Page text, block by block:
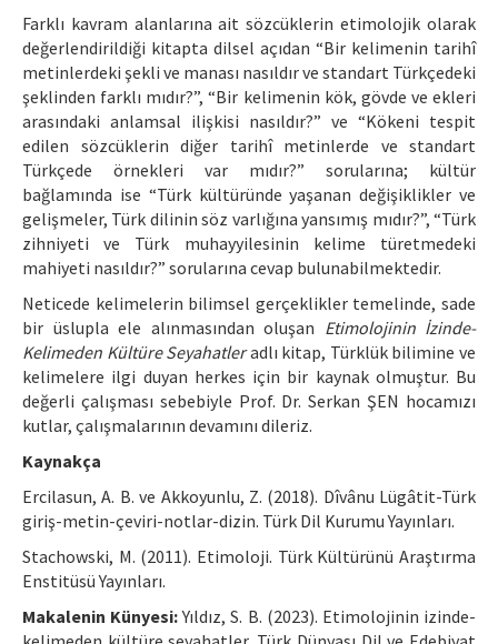
Farklı kavram alanlarına ait sözcüklerin etimolojik olarak
değerlendirildiği kitapta dilsel açıdan “Bir kelimenin tarihî
metinlerdeki şekli ve manası nasıldır ve standart Türkçedeki
şeklinden farklı mıdır?”, “Bir kelimenin kök, gövde ve ekleri
arasındaki anlamsal ilişkisi nasıldır?” ve “Kökeni tespit
edilen sözcüklerin diğer tarihî metinlerde ve standart
Türkçede örnekleri var mıdır?” sorularına; kültür
bağlamında ise “Türk kültüründe yaşanan değişiklikler ve
gelişmeler, Türk dilinin söz varlığına yansımış mıdır?”, “Türk
zihniyeti ve Türk muhayyilesinin kelime türetmedeki
mahiyeti nasıldır?” sorularına cevap bulunabilmektedir.
Neticede kelimelerin bilimsel gerçeklikler temelinde, sade
bir üslupla ele alınmasından oluşan Etimolojinin İzinde-
Kelimeden Kültüre Seyahatleradlı kitap, Türklük bilimine ve
kelimelere ilgi duyan herkes için bir kaynak olmuştur. Bu
değerli çalışması sebebiyle Prof. Dr. Serkan ŞEN hocamızı
kutlar, çalışmalarının devamını dileriz.
Kaynakça
Ercilasun, A. B. ve Akkoyunlu, Z. (2018). Dîvânu Lügâtit-Türk
giriş-metin-çeviri-notlar-dizin. Türk Dil Kurumu Yayınları.
Stachowski, M. (2011). Etimoloji. Türk Kültürünü Araştırma
Enstitüsü Yayınları.
Makalenin Künyesi:Yıldız, S. B. (2023). Etimolojinin izinde-